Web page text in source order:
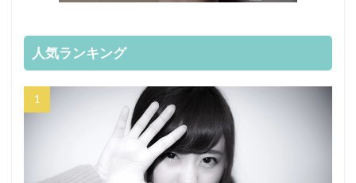
人気ランキング